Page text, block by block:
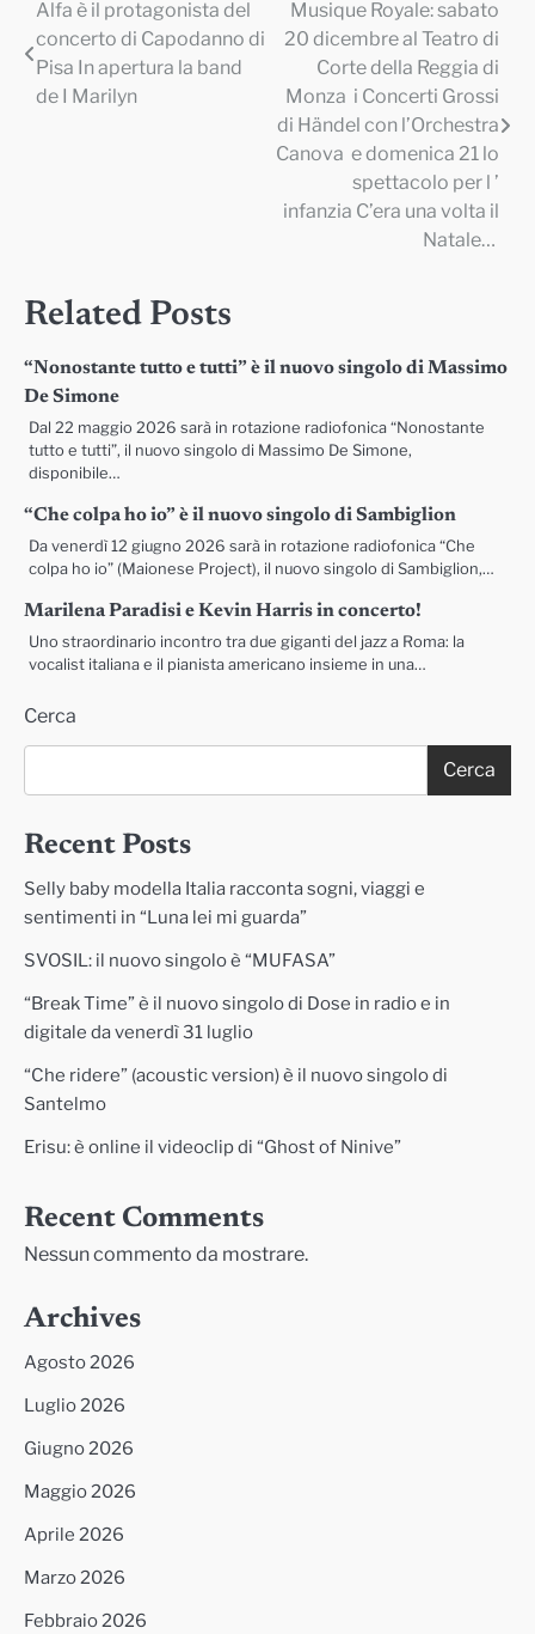
Navigazione
articoli
Alfa è il protagonista del
concerto di Capodanno di
Pisa In apertura la band
de I Marilyn
Musique Royale: sabato
20 dicembre al Teatro di
Corte della Reggia di
Monza i Concerti Grossi
di Händel con l’Orchestra
Canova e domenica 21 lo
spettacolo per l ’
infanzia C’era una volta il
Natale…
Related Posts
“Nonostante tutto e tutti” è il nuovo singolo di Massimo
De Simone
Dal 22 maggio 2026 sarà in rotazione radiofonica “Nonostante
tutto e tutti”, il nuovo singolo di Massimo De Simone,
disponibile…
“Che colpa ho io” è il nuovo singolo di Sambiglion
Da venerdì 12 giugno 2026 sarà in rotazione radiofonica “Che
colpa ho io” (Maionese Project), il nuovo singolo di Sambiglion,…
Marilena Paradisi e Kevin Harris in concerto!
Uno straordinario incontro tra due giganti del jazz a Roma: la
vocalist italiana e il pianista americano insieme in una…
Cerca
Cerca
Recent Posts
Selly baby modella Italia racconta sogni, viaggi e
sentimenti in “Luna lei mi guarda”
SVOSIL: il nuovo singolo è “MUFASA”
“Break Time” è il nuovo singolo di Dose in radio e in
digitale da venerdì 31 luglio
“Che ridere” (acoustic version) è il nuovo singolo di
Santelmo
Erisu: è online il videoclip di “Ghost of Ninive”
Recent Comments
Nessun commento da mostrare.
Archives
Agosto 2026
Luglio 2026
Giugno 2026
Maggio 2026
Aprile 2026
Marzo 2026
Febbraio 2026